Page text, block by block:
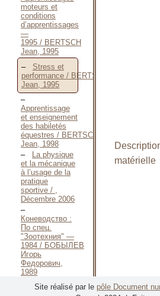
moteurs et
conditions
d’apprentissages
—
1995 / BERTSCH
Jean, 1995
Stress et
performance / BERTSCH
Jean, 1995
Apprentissage
et enseignement
des habiletés
équestres / BERTSCH
Jean, 1998
La physique
et la mécanique
à l’usage de la
pratique
sportive / ,
Décembre 2006
Коневодство :
По спец.
"Зоотехния" —
1984 / БОБЫЛЕВ
Игорь
Федорович,
1989
Amélioration
génétique des
matérielle
Site réalisé par le pôle Document